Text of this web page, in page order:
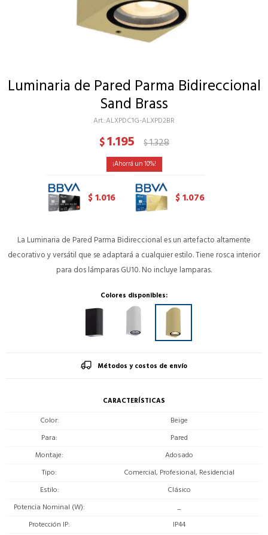
Luminaria de Pared Parma Bidireccional
Sand Brass
ALXPDC1G-ALXPD2BR
$1.195 $1.328
10
$1.016 $1.076
La Luminaria de Pared Parma Bidireccional es un artefacto altamente
decorativo y versátil que se adaptará a cualquier estilo. Tiene rosca interior
para dos lámparas GU10. No incluye lamparas.
Colores disponibles:
Métodos y costos de envío
CARACTERÍSTICAS
Color
Beige
Para
Pared
Montaje
Adosado
Tipo
Comercial, Profesional, Residencial
Estilo
Clásico
Potencia Nominal (W)
_
Protección IP
IP44